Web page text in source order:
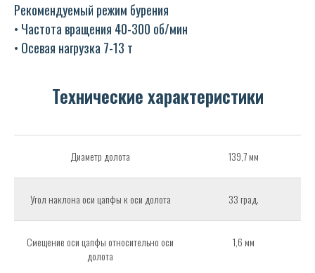
Рекомендуемый режим бурения
• Частота вращения 40-300 об/мин
• Осевая нагрузка 7-13 т
Технические характеристики
Диаметр долота 139,7 мм
Угол наклона оси цапфы к оси долота 33 град.
Смещение оси цапфы относительно оси
долота
1,6 мм